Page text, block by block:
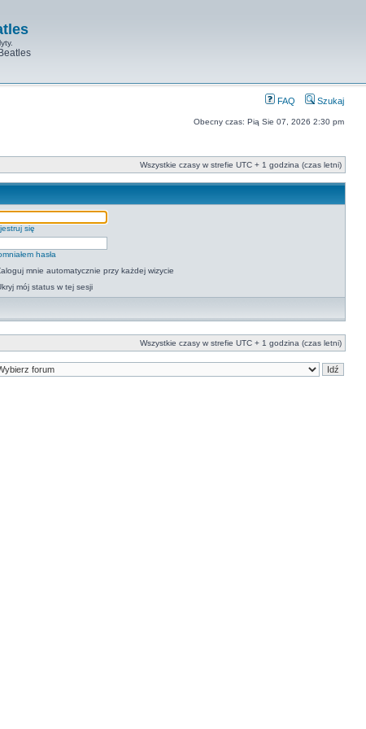
FAQ Szukaj
Obecny czas: Pią Sie 07, 2026 2:30 pm
Wszystkie czasy w strefie UTC + 1 godzina (czas letni)
się
hasła
mnie automatycznie przy każdej wizycie
mój status w tej sesji
Wszystkie czasy w strefie UTC + 1 godzina (czas letni)